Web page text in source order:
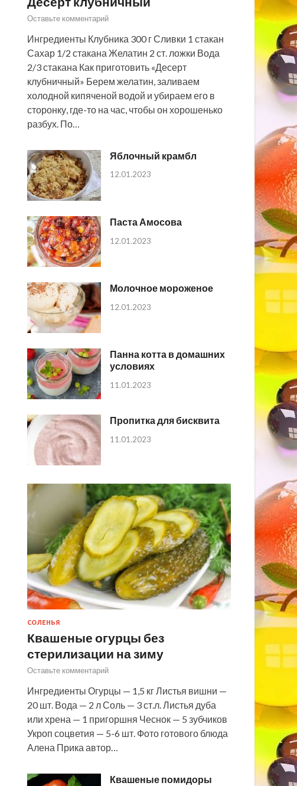
Оставьте комментарий
Ингредиенты Клубника 300 г Сливки 1 стакан
Сахар 1/2 стакана Желатин 2 ст. ложки Вода
2/3 стакана Как приготовить «Десерт
клубничный» Берем желатин, заливаем
холодной кипяченой водой и убираем его в
сторонку, где-то на час, чтобы он хорошенько
разбух. По…
Яблочный крамбл
12.01.2023
Паста Амосова
12.01.2023
Молочное мороженое
12.01.2023
Панна котта в домашних
условиях
11.01.2023
Пропитка для бисквита
11.01.2023
СОЛЕНЬЯ
Квашеные огурцы без
стерилизации на зиму
Оставьте комментарий
Ингредиенты Огурцы — 1,5 кг Листья вишни —
20 шт. Вода — 2 л Соль — 3 ст.л. Листья дуба
или хрена — 1 пригоршня Чеснок — 5 зубчиков
Укроп соцветия — 5-6 шт. Фото готового блюда
Алена Прика автор…
Квашеные помидоры